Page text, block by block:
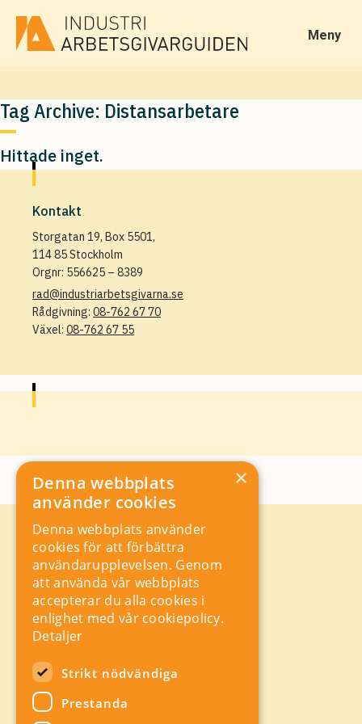
Meny
Tag Archive: Distansarbetare
Hittade inget.
Kontakt
Storgatan 19, Box 5501,
114 85 Stockholm
Orgnr: 556625 – 8389
rad@industriarbetsgivarna.se
Rådgivning: 08-762 67 70
Växel: 08-762 67 55
Kontakt
Storgatan 19, Box 5501,
114 85 Stockholm
Orgnr: 556625 – 8389
rad@industriarbetsgivarna.se
Rådgivning:08-762 67 70
Växel:08-762 67 55
Hitta snabbt
A-Ö
×
Denna webbplats
använder cookies
Denna webbplats använder
cookies för att förbättra
användarupplevelsen. Genom
att använda vår webbplats
accepterar du alla cookies i
enlighet med vår cookiepolicy.
Detaljer
Strikt nödvändiga
Prestanda